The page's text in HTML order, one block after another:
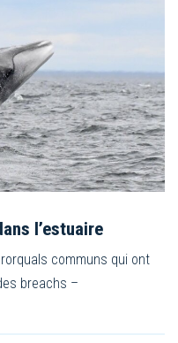
l’estuaire
communs qui ont
breachs –